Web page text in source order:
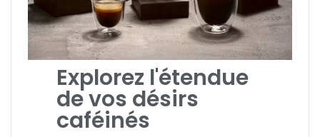
Explorez l'étendue
de vos désirs
caféinés